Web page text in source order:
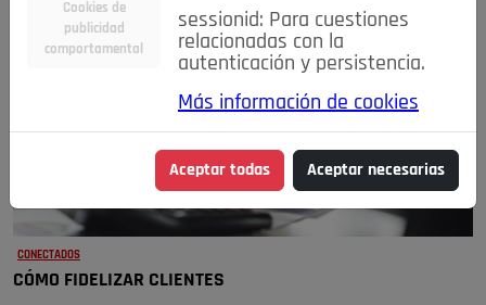
CONECTADOS
CÓMO FIDELIZAR CLIENTES
Cookies de
publicidad
comportamental
sessionid: Para cuestiones
relacionadas con la
autenticación y persistencia.
Más información de cookies
Aceptar todas Aceptar necesarias